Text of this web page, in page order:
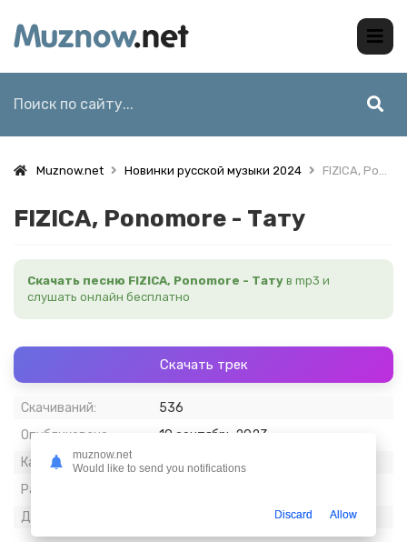
Muznow.net Новинки русской музыки 2024 FIZICA, Ponomore - Тату
FIZICA, Ponomore - Тату
Скачать песню FIZICA, Ponomore - Тату в mp3 и
слушать онлайн бесплатно
Скачать трек
Скачиваний:
536
Опубликовано:
19 сентябрь 2023
Качество:
320 kbps, Stereo
Размер:
Длительность:
muznow.net
Would like to send you notifications
Discard Allow